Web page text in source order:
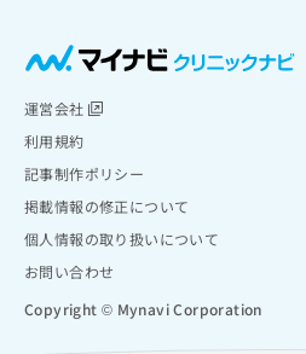
運営会社
利用規約
記事制作ポリシー
掲載情報の修正について
個人情報の取り扱いについて
お問い合わせ
Copyright © Mynavi Corporation